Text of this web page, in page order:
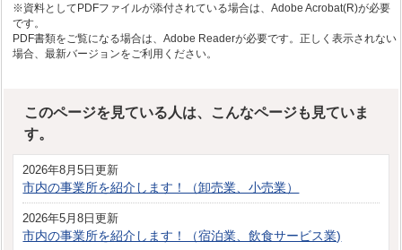
※資料としてPDFファイルが添付されている場合は、Adobe Acrobat(R)が必要
です。
PDF書類をご覧になる場合は、Adobe Readerが必要です。正しく表示されない
場合、最新バージョンをご利用ください。
このページを見ている人は、こんなページも見ていま
す。
2026年8月5日更新
市内の事業所を紹介します！（卸売業、小売業）
2026年5月8日更新
市内の事業所を紹介します！（宿泊業、飲食サービス業)